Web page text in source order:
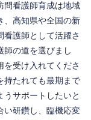
問看護師育成は地域
、高知県や全国の新
護師として活躍さ
師の道を選びまし
受け入れてくださ
持たれても最期まで
サポートしたいと
い研鑽し、臨機応変